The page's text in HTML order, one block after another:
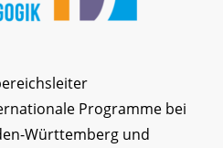
Programme bei
Württemberg und